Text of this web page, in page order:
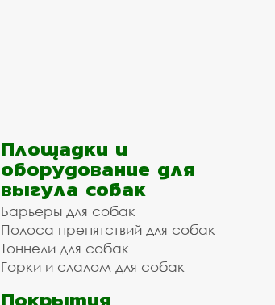
Площадки и
оборудование для
выгула собак
Барьеры для собак
Полоса препятствий для собак
Тоннели для собак
Горки и слалом для собак